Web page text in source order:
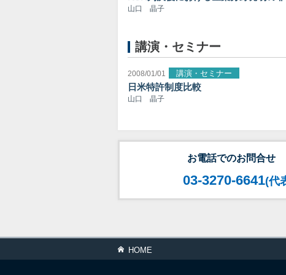
山口 晶子
講演・セミナー
2008/01/01 講演・セミナー
日米特許制度比較
山口 晶子
お電話でのお問合せ
03-3270-6641(代
HOME